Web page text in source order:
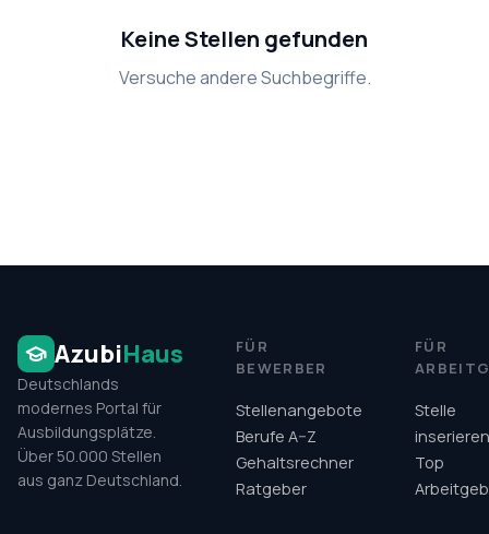
Keine Stellen gefunden
Versuche andere Suchbegriffe.
AzubiHaus
Deutschlands
modernes Portal für
Ausbildungsplätze.
Über 50.000 Stellen
aus ganz Deutschland.
FÜR
BEWERBER
Stellenangebote
Berufe A–Z
Gehaltsrechner
Ratgeber
FÜR
Stelle
inserieren
Top